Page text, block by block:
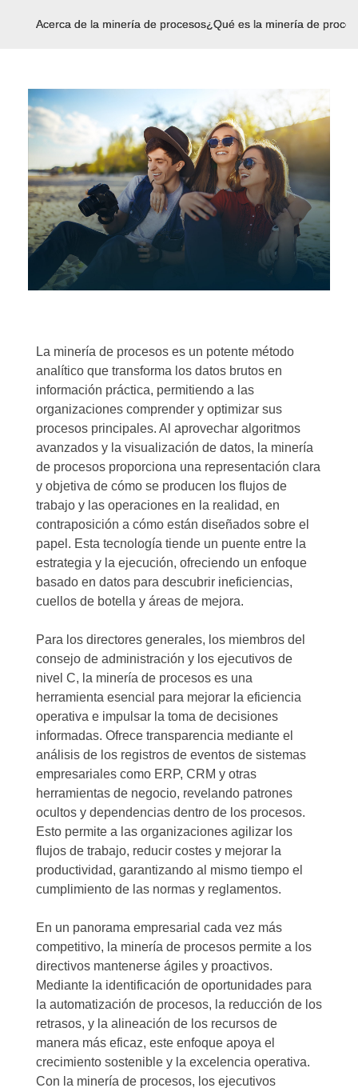
Acerca de la minería de procesos¿Qué es la minería de
La minería de procesos es un potente método
analítico que transforma los datos brutos en
información práctica, permitiendo a las
organizaciones comprender y optimizar sus
procesos principales. Al aprovechar algoritmos
avanzados y la visualización de datos, la minería
de procesos proporciona una representación clara
y objetiva de cómo se producen los flujos de
trabajo y las operaciones en la realidad, en
contraposición a cómo están diseñados sobre el
papel. Esta tecnología tiende un puente entre la
estrategia y la ejecución, ofreciendo un enfoque
basado en datos para descubrir ineficiencias,
cuellos de botella y áreas de mejora.
Para los directores generales, los miembros del
consejo de administración y los ejecutivos de
nivel C, la minería de procesos es una
herramienta esencial para mejorar la eficiencia
operativa e impulsar la toma de decisiones
informadas. Ofrece transparencia mediante el
análisis de los registros de eventos de sistemas
empresariales como ERP, CRM y otras
herramientas de negocio, revelando patrones
ocultos y dependencias dentro de los procesos.
Esto permite a las organizaciones agilizar los
flujos de trabajo, reducir costes y mejorar la
productividad, garantizando al mismo tiempo el
cumplimiento de las normas y reglamentos.
En un panorama empresarial cada vez más
competitivo, la minería de procesos permite a los
directivos mantenerse ágiles y proactivos.
Mediante la identificación de oportunidades para
la automatización de procesos, la reducción de los
retrasos, y la alineación de los recursos de
manera más eficaz, este enfoque apoya el
crecimiento sostenible y la excelencia operativa.
Con la minería de procesos, los ejecutivos